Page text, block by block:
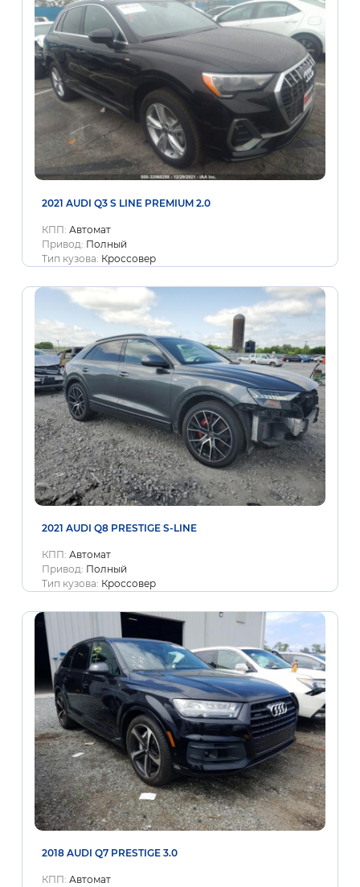
2021 AUDI Q3 S LINE PREMIUM 2.0
КПП: Автомат
Привод: Полный
Тип кузова: Кроссовер
2021 AUDI Q8 PRESTIGE S-LINE
КПП: Автомат
Привод: Полный
Тип кузова: Кроссовер
2018 AUDI Q7 PRESTIGE 3.0
КПП: Автомат